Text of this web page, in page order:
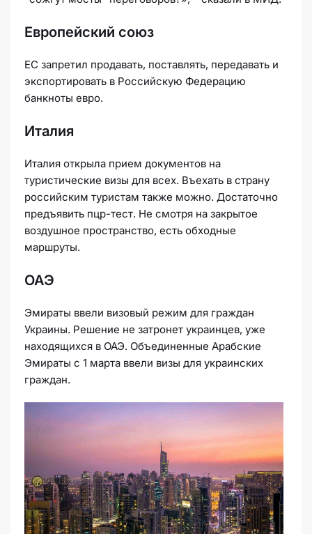
Европейский союз
ЕС запретил продавать, поставлять, передавать и
экспортировать в Российскую Федерацию
банкноты евро.
Италия
Италия открыла прием документов на
туристические визы для всех. Въехать в страну
российским туристам также можно. Достаточно
предъявить пцр-тест. Не смотря на закрытое
воздушное пространство, есть обходные
маршруты.
ОАЭ
Эмираты ввели визовый режим для граждан
Украины. Решение не затронет украинцев, уже
находящихся в ОАЭ. Объединенные Арабские
Эмираты с 1 марта ввели визы для украинских
граждан.